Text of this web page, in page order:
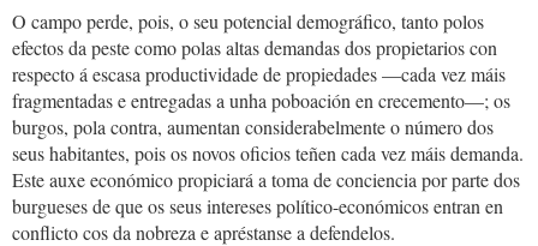
O campo perde, pois, o seu potencial demográfico, tanto polos
efectos da peste como polas altas demandas dos propietarios con
respecto á escasa productividade de propiedades —cada vez máis
fragmentadas e entregadas a unha poboación en crecemento—; os
burgos, pola contra, aumentan considerabelmente o número dos
seus habitantes, pois os novos oficios teñen cada vez máis demanda.
Este auxe económico propiciará a toma de conciencia por parte dos
burgueses de que os seus intereses político-económicos entran en
conflicto cos da nobreza e apréstanse a defendelos.